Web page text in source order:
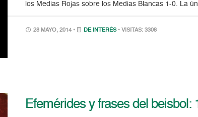
los Medias Rojas sobre los Medias Blancas 1-0. La
28 MAYO, 2014 • DE INTERÉS • VISITAS: 3308
Efemérides y frases del beisbol: